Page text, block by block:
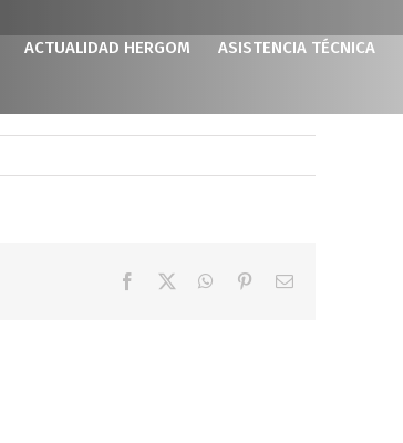
ACTUALIDAD HERGOM ASISTENCIA TÉCNICA
Facebook WhatsApp
PinterestCorreo